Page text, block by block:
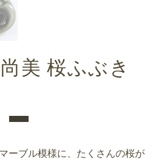
美 桜ふぶき
ーブル模様に、たくさんの桜が